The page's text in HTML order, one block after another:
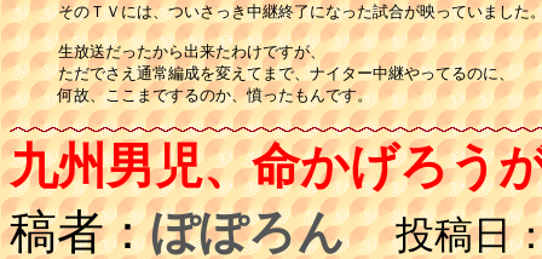
そのＴＶには、ついさっき中継終了になった試合が映っていました
生放送だったから出来たわけですが、
ただでさえ通常編成を変えてまで、ナイター中継やってるのに、
何故、ここまでするのか、憤ったもんです。
九州男児、命かげろう
稿者：ぽぽろん 投稿日：